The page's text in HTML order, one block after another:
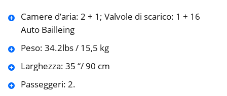
Camere d’aria: 2 + 1; Valvole di scarico: 1 + 16
Auto Bailleing
Peso: 34.2lbs / 15,5 kg
Larghezza: 35 “/ 90 cm
Passeggeri: 2.